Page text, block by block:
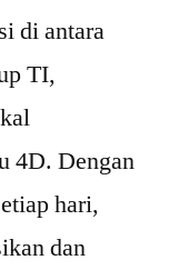
di antara
TI,
4D. Dengan
hari,
dan